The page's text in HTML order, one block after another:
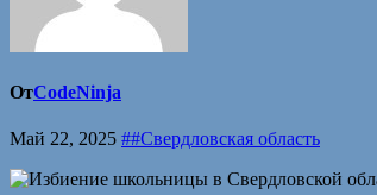
ОтCodeNinja
Май 22, 2025 ##Свердловская область